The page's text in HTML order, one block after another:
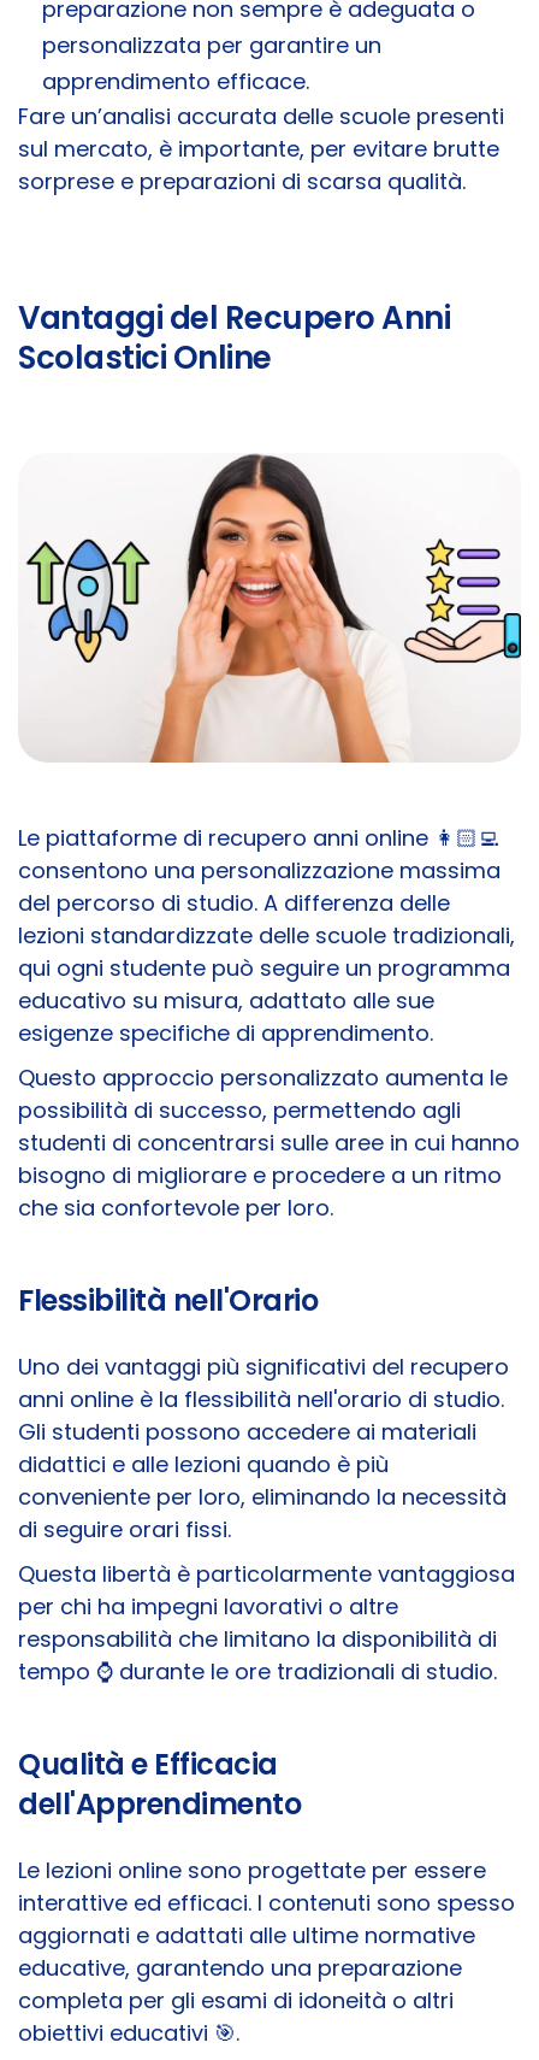
preparazione non sempre è adeguata o
personalizzata per garantire un
apprendimento efficace.
Fare un’analisi accurata delle scuole presenti
sul mercato, è importante, per evitare brutte
sorprese e preparazioni di scarsa qualità.
Vantaggi del Recupero Anni
Scolastici Online
Le piattaforme di recupero anni online 👩🏻‍💻
consentono una personalizzazione massima
del percorso di studio. A differenza delle
lezioni standardizzate delle scuole tradizionali,
qui ogni studente può seguire un programma
educativo su misura, adattato alle sue
esigenze specifiche di apprendimento.
Questo approccio personalizzato aumenta le
possibilità di successo, permettendo agli
studenti di concentrarsi sulle aree in cui hanno
bisogno di migliorare e procedere a un ritmo
che sia confortevole per loro.
Flessibilità nell'Orario
Uno dei vantaggi più significativi del recupero
anni online è la flessibilità nell'orario di studio.
Gli studenti possono accedere ai materiali
didattici e alle lezioni quando è più
conveniente per loro, eliminando la necessità
di seguire orari fissi.
Questa libertà è particolarmente vantaggiosa
per chi ha impegni lavorativi o altre
responsabilità che limitano la disponibilità di
tempo ⌚ durante le ore tradizionali di studio.
Qualità e Efficacia
dell'Apprendimento
Le lezioni online sono progettate per essere
interattive ed efficaci. I contenuti sono spesso
aggiornati e adattati alle ultime normative
educative, garantendo una preparazione
completa per gli esami di idoneità o altri
obiettivi educativi 🎯.